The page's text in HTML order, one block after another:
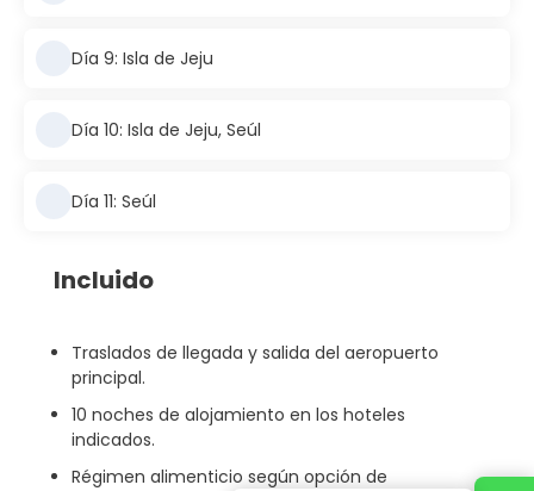
Día 9: Isla de Jeju
Día 10: Isla de Jeju, Seúl
Día 11: Seúl
Incluido
Traslados de llegada y salida del aeropuerto
principal.
10 noches de alojamiento en los hoteles
indicados.
Régimen alimenticio según opción de